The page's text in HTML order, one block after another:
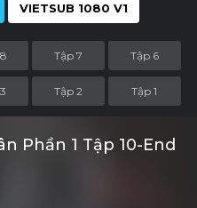
VIETSUB 1080 V1
Tập 7 Tập 6
Tập 2 Tập 1
Phần 1 Tập 10-End